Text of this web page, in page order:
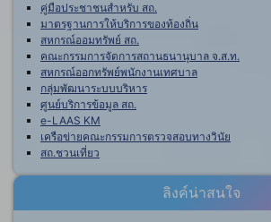
คู่มือประชาชนสำหรับ สถ.
มาตรฐานการให้บริการของท้องถิ่น
สหกรณ์ออมทรัพย์ สถ.
คณะกรรมการจัดการสถานธนานุบาล จ.ส.ท.
สหกรณ์ออกทรัพย์พนักงานเทศบาล
กลุ่มพัฒนาระบบบริหาร
ศูนย์บริการข้อมูล สถ.
e-LAAS KM
เครือข่ายคณะกรรมการตรวจสอบทางวินัย
สถ.ชวนเที่ยว
ลิงค์น่าสนใจ